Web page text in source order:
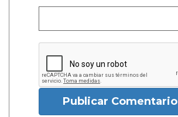
Publicar Comentario